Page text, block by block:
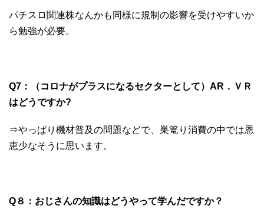
パチスロ関連株なんかも同様に規制の影響を受けやすいか
ら勉強が必要。
Q7：（コロナがプラスになるセクターとして）​AR．ＶＲ
はどうですか?
⇒やっぱり機材普及の問題などで、巣篭り消費の中では恩
恵少なそうに思います。
Q８：​おじさんの知識はどうやって学んだですか？